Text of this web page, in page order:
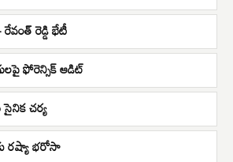
రెడ్డి భేటీ
ఫోరెన్సిక్ ఆడిట్
చర్య
రష్యా భరోసా